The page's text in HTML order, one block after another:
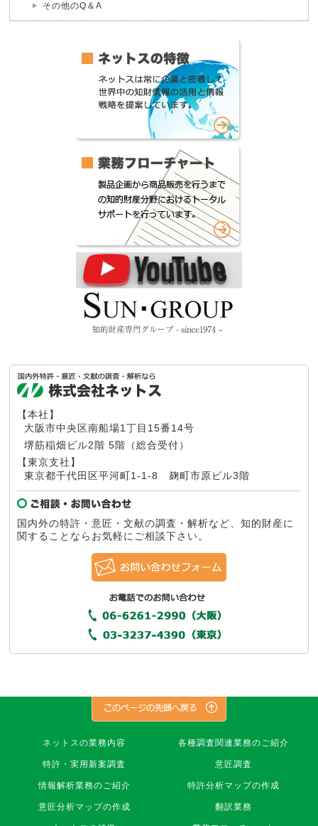
その他のQ＆A
【本社】
大阪市中央区南船場1丁目15番14号
堺筋稲畑ビル2階 5階（総合受付）
【東京支社】
東京都千代田区平河町1-1-8
麹町市原ビル3階
国内外の特許・意匠・文献の調査・解析など、知的財産に
関することならお気軽にご相談下さい。
ネットスの業務内容 各種調査関連業務のご紹介
特許・実用新案調査 意匠調査
情報解析業務のご紹介 特許分析マップの作成
意匠分析マップの作成 翻訳業務